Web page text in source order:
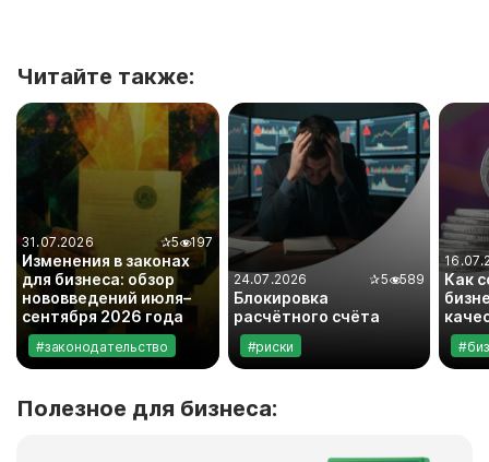
Читайте также:
31.07.2026 ✰5 197
Изменения в законах
для бизнеса: обзор
нововведений июля–
сентября 2026 года
#законодательство
24.07.2026 ✰5 589
Блокировка
расчётного счёта
#риски
Как
Полезное для бизнеса: